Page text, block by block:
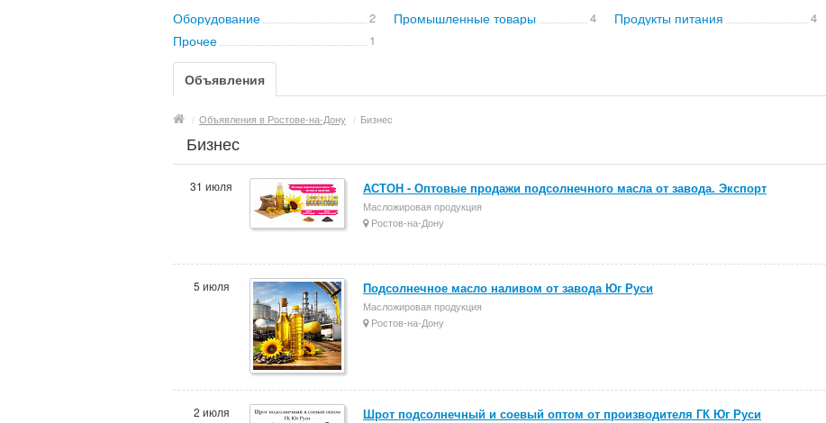
Оборудование 2
Прочее 1
Промышленные товары 4 Продукты питания 4
Объявления
/ Объявления в Ростове-на-Дону / Бизнес
Бизнес
31 июля АСТОН - Оптовые продажи подсолнечного масла от завода. Экспорт
Масложировая продукция
Ростов-на-Дону
5 июля Подсолнечное масло наливом от завода Юг Руси
Масложировая продукция
Ростов-на-Дону
2 июля Шрот подсолнечный и соевый оптом от производителя ГК Юг Руси